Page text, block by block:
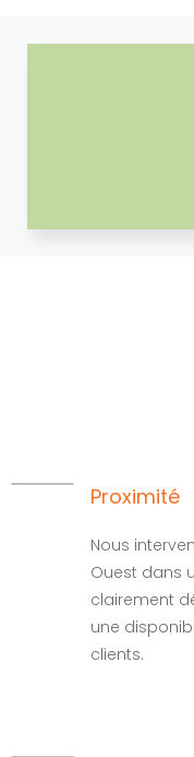
Proximité
Nous
Ouest dans
clairement
une
clients.